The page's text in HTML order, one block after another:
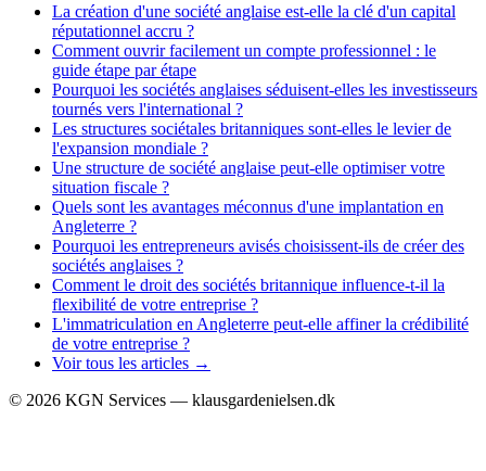
La création d'une société anglaise est-elle la clé d'un capital
réputationnel accru ?
Comment ouvrir facilement un compte professionnel : le
guide étape par étape
Pourquoi les sociétés anglaises séduisent-elles les investisseurs
tournés vers l'international ?
Les structures sociétales britanniques sont-elles le levier de
l'expansion mondiale ?
Une structure de société anglaise peut-elle optimiser votre
situation fiscale ?
Quels sont les avantages méconnus d'une implantation en
Angleterre ?
Pourquoi les entrepreneurs avisés choisissent-ils de créer des
sociétés anglaises ?
Comment le droit des sociétés britannique influence-t-il la
flexibilité de votre entreprise ?
L'immatriculation en Angleterre peut-elle affiner la crédibilité
de votre entreprise ?
Voir tous les articles →
© 2026 KGN Services — klausgardenielsen.dk